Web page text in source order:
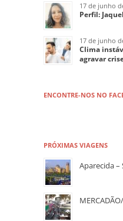
17 de junho
Perfil:
17 de junho
Clima
agravar
ENCONTRE-NOS NO
PRÓXIMAS VIAGENS
Aparecida –